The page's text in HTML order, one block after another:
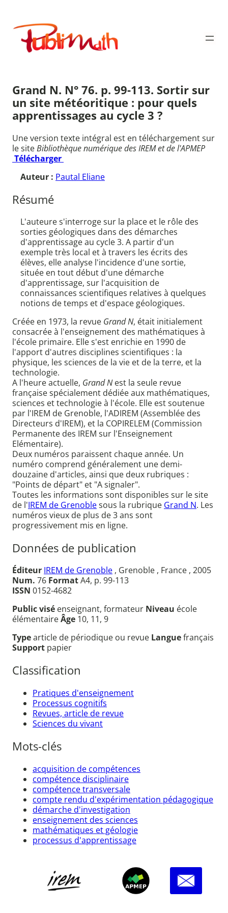
contenu
Publimath
Grand N. N° 76. p. 99-113. Sortir sur
un site météoritique : pour quels
apprentissages au cycle 3 ?
Une version texte intégral est en téléchargement sur
le siteBibliothèque numérique des IREM et de l'APMEP
Télécharger
Auteur : Pautal Eliane
Résumé
L'auteure s'interroge sur la place et le rôle des
sorties géologiques dans des démarches
d'apprentissage au cycle 3. A partir d'un
exemple très local et à travers les écrits des
élèves, elle analyse l'incidence d'une sortie,
située en tout début d'une démarche
d'apprentissage, sur l'acquisition de
connaissances scientifiques relatives à quelques
notions de temps et d'espace géologiques.
Créée en 1973, la revue Grand N, était initialement
consacrée à l'enseignement des mathématiques à
l'école primaire. Elle s'est enrichie en 1990 de
l'apport d'autres disciplines scientifiques : la
physique, les sciences de la vie et de la terre, et la
technologie.
A l'heure actuelle, Grand Nest la seule revue
française spécialement dédiée aux mathématiques,
sciences et technologie à l'école. Elle est soutenue
par l'IREM de Grenoble, l'ADIREM (Assemblée des
Directeurs d'IREM), et la COPIRELEM (Commission
Permanente des IREM sur l'Enseignement
Elémentaire).
Deux numéros paraissent chaque année. Un
numéro comprend généralement une demi-
douzaine d'articles, ainsi que deux rubriques :
"Points de départ" et "A signaler".
Toutes les informations sont disponibles sur le site
de l'IREM de Grenoblesous la rubrique Grand N. Les
numéros vieux de plus de 3 ans sont
progressivement mis en ligne.
Données de publication
Éditeur IREM de Grenoble , Grenoble , France , 2005
Num. 76 FormatA4, p. 99-113
ISSN 0152-4682
Public visé enseignant, formateur Niveau école
élémentaireÂge 10, 11, 9
Typearticle de périodique ou revue Languefrançais
Support papier
Classification
Pratiques d'enseignement
Processus cognitifs
Revues, article de revue
Sciences du vivant
Mots-clés
acquisition de compétences
compétence disciplinaire
compétence transversale
compte rendu d'expérimentation pédagogique
démarche d'investigation
enseignement des sciences
mathématiques et géologie
processus d'apprentissage